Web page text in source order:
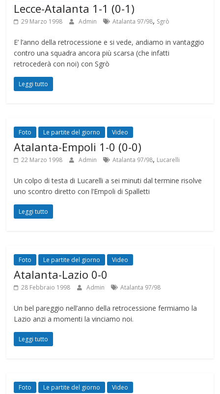
Lecce-Atalanta 1-1 (0-1)
29 Marzo 1998 Admin Atalanta 97/98, Sgrò
E’ l’anno della retrocessione e si vede, andiamo in vantaggio
contro una squadra ancora più scarsa (che infatti
retrocederà con noi) con Sgrò
Leggi tutto
Foto Le partite del giorno Video
Atalanta-Empoli 1-0 (0-0)
22 Marzo 1998 Admin Atalanta 97/98, Lucarelli
Un colpo di testa di Lucarelli a sei minuti dal termine risolve
uno scontro diretto con l’Empoli di Spalletti
Leggi tutto
Foto Le partite del giorno Video
Atalanta-Lazio 0-0
28 Febbraio 1998 Admin Atalanta 97/98
Un bel pareggio nell’anno della retrocessione fermiamo la
Lazio anzi a momenti la vinciamo noi.
Leggi tutto
Foto Le partite del giorno Video